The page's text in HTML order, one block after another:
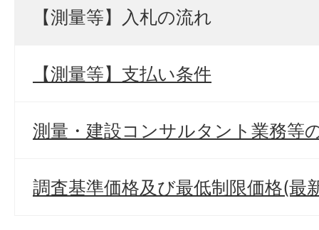
【測量等】入札の流れ
【測量等】支払い条件
測量・建設コンサルタント業務等
調査基準価格及び最低制限価格(最